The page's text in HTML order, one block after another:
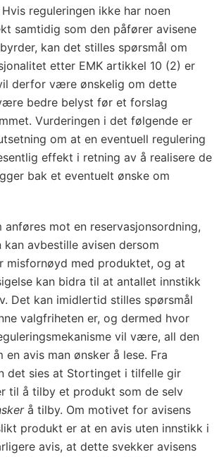
reguleringen ikke har noen
samtidig som den påfører avisene
kan det stilles spørsmål om
etter EMK artikkel 10 (2) er
derfor være ønskelig om dette
bedre belyst før et forslag
Vurderingen i det følgende er
om at en eventuell regulering
effekt i retning av å realisere de
bak et eventuelt ønske om
anføres mot en reservasjonsordning,
kan avbestille avisen dersom
misfornøyd med produktet, og at
kan bidra til at antallet innstikk
Det kan imidlertid stilles spørsmål
valgfriheten er, og dermed hvor
vil være, all den
avis man ønsker å lese. Fra
det sies at Stortinget i tilfelle gir
til å tilby et produkt som de selv
å tilby. Om motivet for avisens
produkt er at en avis uten innstikk i
avis, at dette svekker avisens